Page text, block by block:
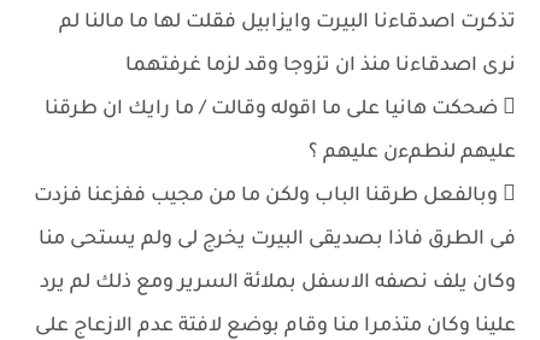
تذكرت اصدقاءنا البيرت وايزابيل فقلت لها ما مالنا لم
نرى اصدقاءنا منذ ان تزوجا وقد لزما غرفتهما
 ضحكت هانيا على ما اقوله وقالت / ما رايك ان طرقنا
عليهم لنطمءن عليهم ؟
 وبالفعل طرقنا الباب ولكن ما من مجيب ففزعنا فزدت
فى الطرق فاذا بصديقى البيرت يخرج لى ولم يستحى منا
وكان يلف نصفه الاسفل بملائة السرير ومع ذلك لم يرد
علينا وكان متذمرا منا وقام بوضع لافتة عدم الازعاج على